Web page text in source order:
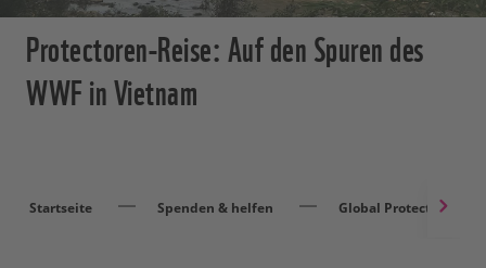
Protectoren-Reise: Auf den Spuren des
WWF in Vietnam
Startseite Spenden & helfen Global Protector